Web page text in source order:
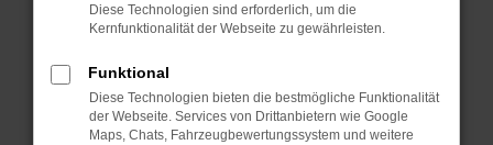
Internetverbindung.
deine Suchmaschine?
Prüfe deine Browsererweiterungen.
Manche Erweiterungen, wie Werbeblocker,
Diese Technologien sind erforderlich, um die
Kernfunktionalität der Webseite zu gewährleisten.
Funktional
Diese Technologien bieten die bestmögliche Funktionalität
der Webseite. Services von Drittanbietern wie Google
Maps, Chats, Fahrzeugbewertungssystem und weitere